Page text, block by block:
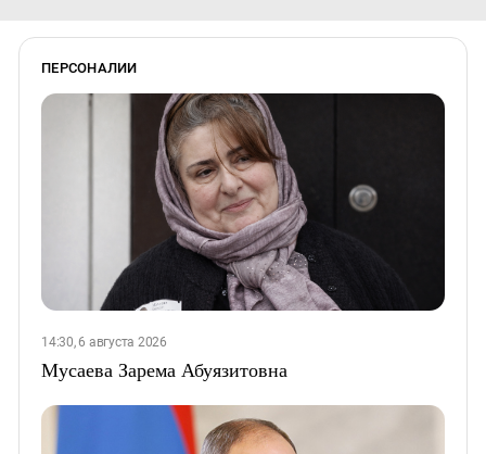
ПЕРСОНАЛИИ
14:30, 6 августа 2026
Мусаева Зарема Абуязитовна